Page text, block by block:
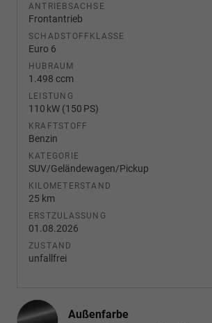
ANTRIEBSACHSE
Frontantrieb
SCHADSTOFFKLASSE
Euro 6
HUBRAUM
1.498 ccm
LEISTUNG
110 kW (150 PS)
KRAFTSTOFF
Benzin
KATEGORIE
SUV/Geländewagen/Pickup
KILOMETERSTAND
25 km
ERSTZULASSUNG
01.08.2026
ZUSTAND
unfallfrei
Außenfarbe